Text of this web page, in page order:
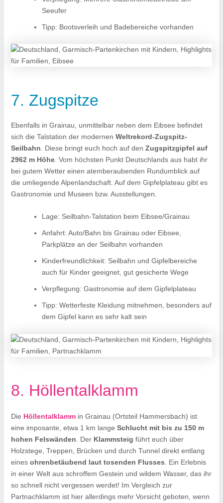
Seeufer
Tipp: Bootsverleih und Badebereiche vorhanden
7. Zugspitze
Ebenfalls in Grainau, unmittelbar neben dem Eibsee befindet
sich die Talstation der modernen Weltrekord-Zugspitz-
Seilbahn . Diese bringt euch hoch auf den Zugspitzgipfel auf
2962 m Höhe. Vom höchsten Punkt Deutschlands aus habt ihr
bei gutem Wetter einen atemberaubenden Rundumblick auf
die umliegende Alpenlandschaft. Auf dem Gipfelplateau gibt es
Gastronomie und Museen bzw. Ausstellungen.
Lage: Seilbahn-Talstation beim Eibsee/Grainau
Anfahrt: Auto/Bahn bis Grainau oder Eibsee,
Parkplätze an der Seilbahn vorhanden
Kinderfreundlichkeit: Seilbahn und Gipfelbereiche
auch für Kinder geeignet, gut gesicherte Wege
Verpflegung: Gastronomie auf dem Gipfelplateau
Tipp: Wetterfeste Kleidung mitnehmen, besonders auf
dem Gipfel kann es sehr kalt sein
8. Höllentalklamm
Die Höllentalklammin Grainau (Ortsteil Hammersbach) ist
eine imposante, etwa 1 km lange Schlucht mit bis zu 150 m
hohen Felswänden . Der Klammsteig führt euch über
Holzstege, Treppen, Brücken und durch Tunnel direkt entlang
eines ohrenbetäubend laut tosenden Flusses . Ein Erlebnis
in einer Welt aus schroffem Gestein und wildem Wasser, das ihr
so schnell nicht vergessen werdet! Im Vergleich zur
Partnachklamm ist hier allerdings mehr Vorsicht geboten, wenn